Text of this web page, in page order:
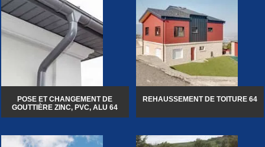
POSE ET CHANGEMENT DE
GOUTTIÈRE ZINC, PVC, ALU 64
REHAUSSEMENT DE TOITURE 64